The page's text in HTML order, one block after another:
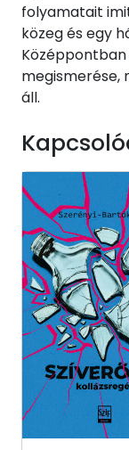
folyamatait
közeg és egy
Középpontban
megismerése,
áll.